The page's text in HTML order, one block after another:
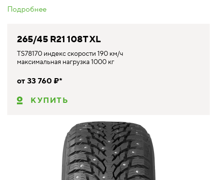
Подробнее
265/45 R21 108T XL
TS78170 индекс скорости 190 км/ч
максимальная нагрузка 1000 кг
от 33 760 ₽*
КУПИТЬ